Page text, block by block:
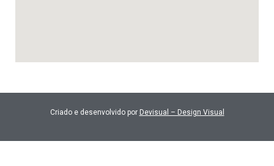
Criado e desenvolvido por Devisual – Design Visual